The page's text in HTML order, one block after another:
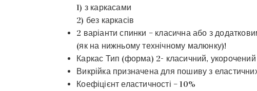
1) з каркасами
2) без каркасів
2 варіанти спинки – класична або з
(як на нижньому технічному малюнку)!
Каркас Тип (форма) 2- класичний, укорочений
Викрійка призначена для пошиву з
Коефіцієнт еластичності – 10%